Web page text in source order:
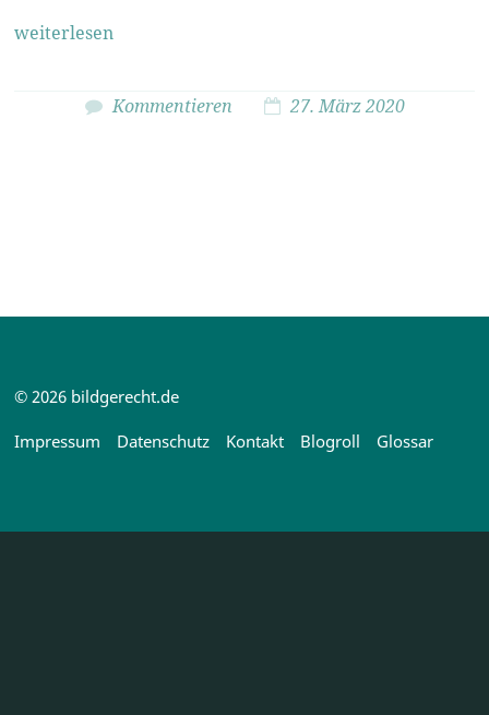
weiterlesen
Kommentieren 27. März 2020
© 2026 bildgerecht.de
Impressum Datenschutz Kontakt Blogroll Glossar